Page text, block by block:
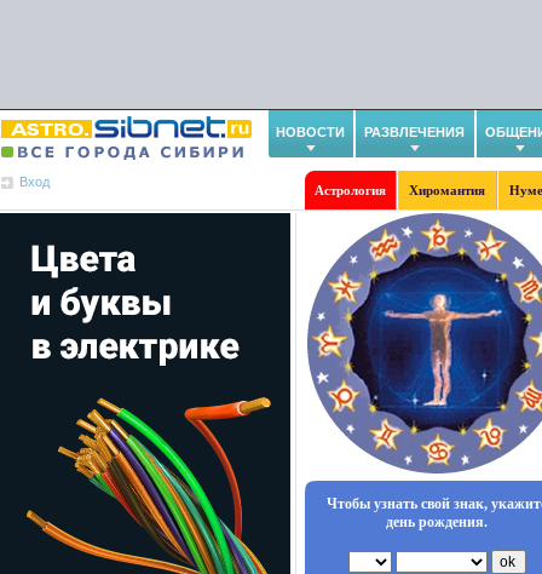
НОВОСТИ РАЗВЛЕЧЕНИЯ
Вход
Астрология Хиромантия
Чтобы узнать свой знак,
день рождения.